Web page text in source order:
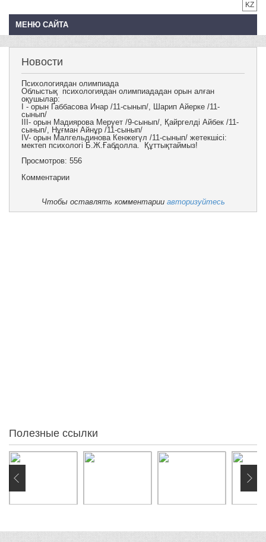
KZ
МЕНЮ САЙТА
Новости
Психологиядан олимпиада
Облыстық психологиядан олимпиададан орын алған
оқушылар:
І - орын Габбасова Инар /11-сынып/, Шарип Айерке /11-
сынып/
ІІІ- орын Мадиярова Мерует /9-сынып/, Қайргелді Айбек /11-
сынып/, Нұғман Айнұр /11-сынып/
ІV- орын Малгельдинова Кенжегүл /11-сынып/ жетекшісі:
мектеп психологі Б.Ж.Ғабдолла. Құттықтаймыз!
Просмотров: 556
Комментарии
Чтобы оставлять комментарии авторизуйтесь
Полезные ссылки